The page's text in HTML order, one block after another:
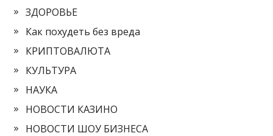
ЗДОРОВЬЕ
Как похудеть без вреда
КРИПТОВАЛЮТА
КУЛЬТУРА
НАУКА
НОВОСТИ КАЗИНО
НОВОСТИ ШОУ БИЗНЕСА